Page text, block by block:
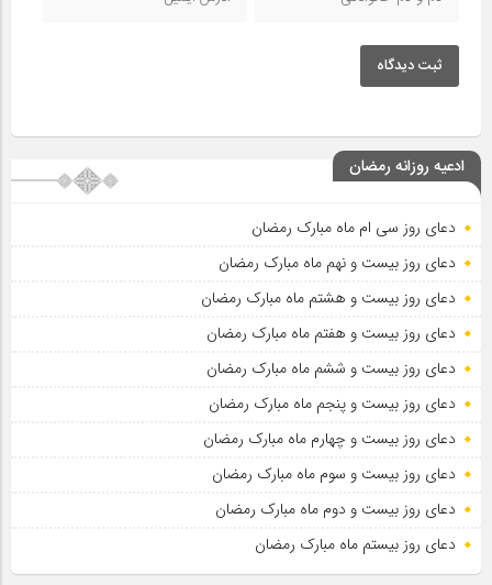
ثبت دیدگاه
ادعیه روزانه رمضان
دعای روز سی ام ماه مبارک رمضان
دعای روز بیست و نهم ماه مبارک رمضان
دعای روز بیست و هشتم ماه مبارک رمضان
دعای روز بیست و هفتم ماه مبارک رمضان
دعای روز بیست و ششم ماه مبارک رمضان
دعای روز بیست و پنجم ماه مبارک رمضان
دعای روز بیست و چهارم ماه مبارک رمضان
دعای روز بیست و سوم ماه مبارک رمضان
دعای روز بیست و دوم ماه مبارک رمضان
دعای روز بیستم ماه مبارک رمضان